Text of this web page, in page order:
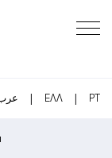
| ΕΛΛ | PT